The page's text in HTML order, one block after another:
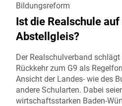
Bildungsreform
Ist die Realschule auf
Abstellgleis?
Der Realschulverband
Rückkehr zum G9 als
Ansicht der Landes- wie des
andere Schularten. Dabei
wirtschaftsstarken Baden-